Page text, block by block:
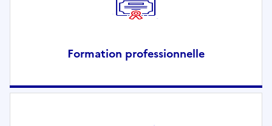
Formation professionnelle